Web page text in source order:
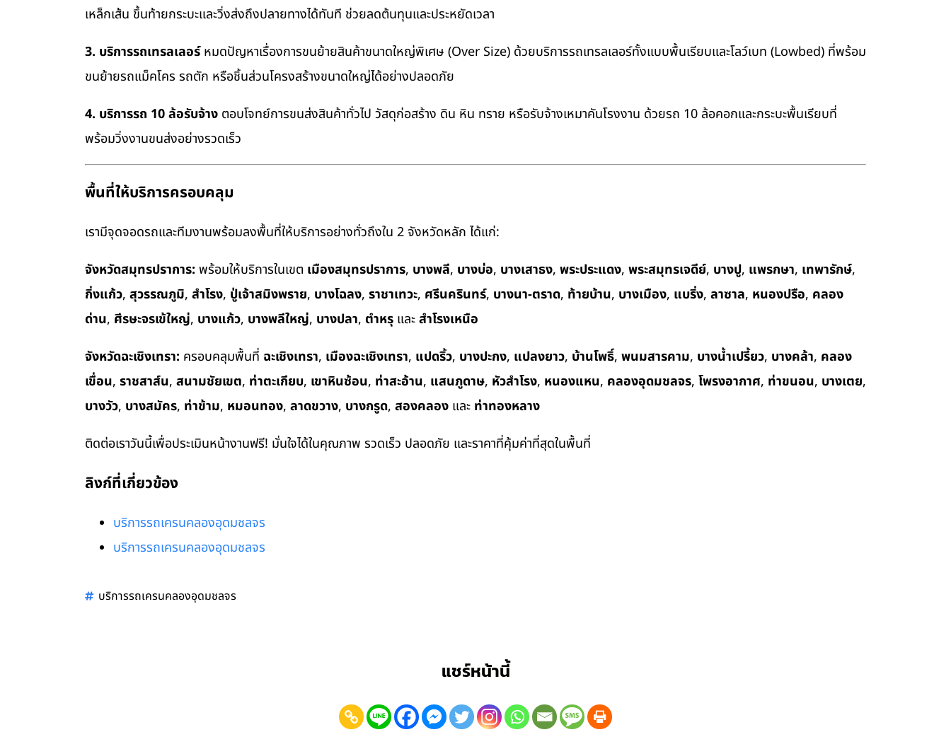
เหล็กเส้น ขึ้นท้ายกระบะและวิ่งส่งถึงปลายทางได้ทันที ช่วยลดต้นทุนและประหยัดเวลา
3. บริการรถเทรลเลอร์หมดปัญหาเรื่องการขนย้ายสินค้าขนาดใหญ่พิเศษ (Over Size) ด้วยบริการรถเทรลเลอร์ทั้งแบบพื้นเรียบและโลว์เบท (Lowbed) ที่พร้อม
ขนย้ายรถแม็คโคร รถตัก หรือชิ้นส่วนโครงสร้างขนาดใหญ่ได้อย่างปลอดภัย
4. บริการรถ 10 ล้อรับจ้าง ตอบโจทย์การขนส่งสินค้าทั่วไป วัสดุก่อสร้าง ดิน หิน ทราย หรือรับจ้างเหมาคันโรงงาน ด้วยรถ 10 ล้อคอกและกระบะพื้นเรียบที่
พร้อมวิ่งงานขนส่งอย่างรวดเร็ว
พื้นที่ให้บริการครอบคลุม
เรามีจุดจอดรถและทีมงานพร้อมลงพื้นที่ให้บริการอย่างทั่วถึงใน 2 จังหวัดหลัก ได้แก่:
จังหวัดสมุทรปราการ: พร้อมให้บริการในเขต เมืองสมุทรปราการ, บางพลี, บางบ่อ, บางเสาธง, พระประแดง, พระสมุทรเจดีย์, บางปู, แพรกษา, เทพารักษ์,
กิ่งแก้ว, สุวรรณภูมิ, สำโรง, ปู่เจ้าสมิงพราย, บางโฉลง, ราชาเทวะ, ศรีนครินทร์, บางนา-ตราด, ท้ายบ้าน, บางเมือง, แบริ่ง, ลาซาล, หนองปรือ, คลอง
ด่าน, ศีรษะจรเข้ใหญ่, บางแก้ว, บางพลีใหญ่, บางปลา, ตำหรุ และสำโรงเหนือ
จังหวัดฉะเชิงเทรา: ครอบคลุมพื้นที่ ฉะเชิงเทรา, เมืองฉะเชิงเทรา, แปดริ้ว, บางปะกง, แปลงยาว, บ้านโพธิ์, พนมสารคาม, บางน้ำเปรี้ยว, บางคล้า, คลอง
เขื่อน, ราชสาส์น, สนามชัยเขต, ท่าตะเกียบ, เขาหินซ้อน, ท่าสะอ้าน, แสนภูดาษ, หัวสำโรง, หนองแหน, คลองอุดมชลจร, โพรงอากาศ, ท่าขนอน, บางเตย,
บางวัว, บางสมัคร, ท่าข้าม, หมอนทอง, ลาดขวาง, บางกรูด, สองคลอง และ ท่าทองหลาง
ติดต่อเราวันนี้เพื่อประเมินหน้างานฟรี! มั่นใจได้ในคุณภาพ รวดเร็ว ปลอดภัย และราคาที่คุ้มค่าที่สุดในพื้นที่
ลิงก์ที่เกี่ยวข้อง
บริการรถเครนคลองอุดมชลจร
บริการรถเครนคลองอุดมชลจร
บริการรถเครนคลองอุดมชลจร
แชร์หน้านี้